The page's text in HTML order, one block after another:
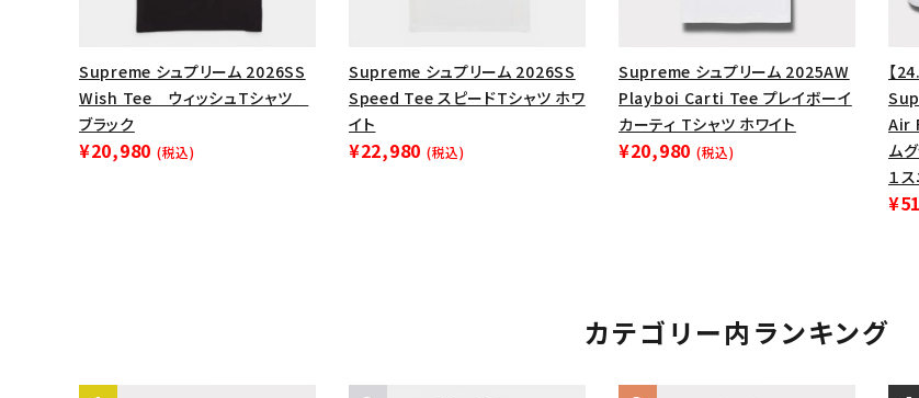
Supreme シュプリーム 2026SS
Wish Tee ウィッシュTシャツ
ブラック
¥20,980 (税込)
Supreme シュプリーム 2026SS
Speed Tee スピードTシャツ ホワ
イト
¥22,980 (税込)
Supreme シュプリーム 2025AW
Playboi Carti Tee プレイボーイ
カーティ Tシャツ ホワイト
¥20,980 (税込)
【
Air
ム
１
カテゴリー内ランキング